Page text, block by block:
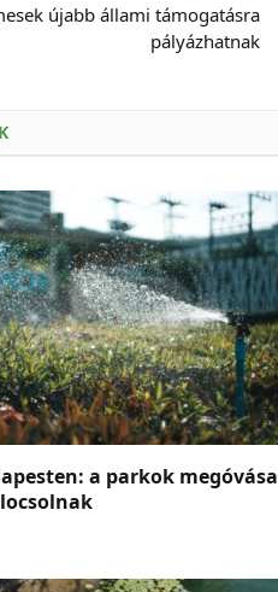
újabb állami támogatásra
pályázhatnak
a parkok megóvása